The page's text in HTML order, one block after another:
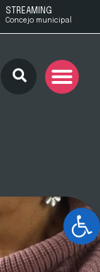
STREAMING
Concejo municipal